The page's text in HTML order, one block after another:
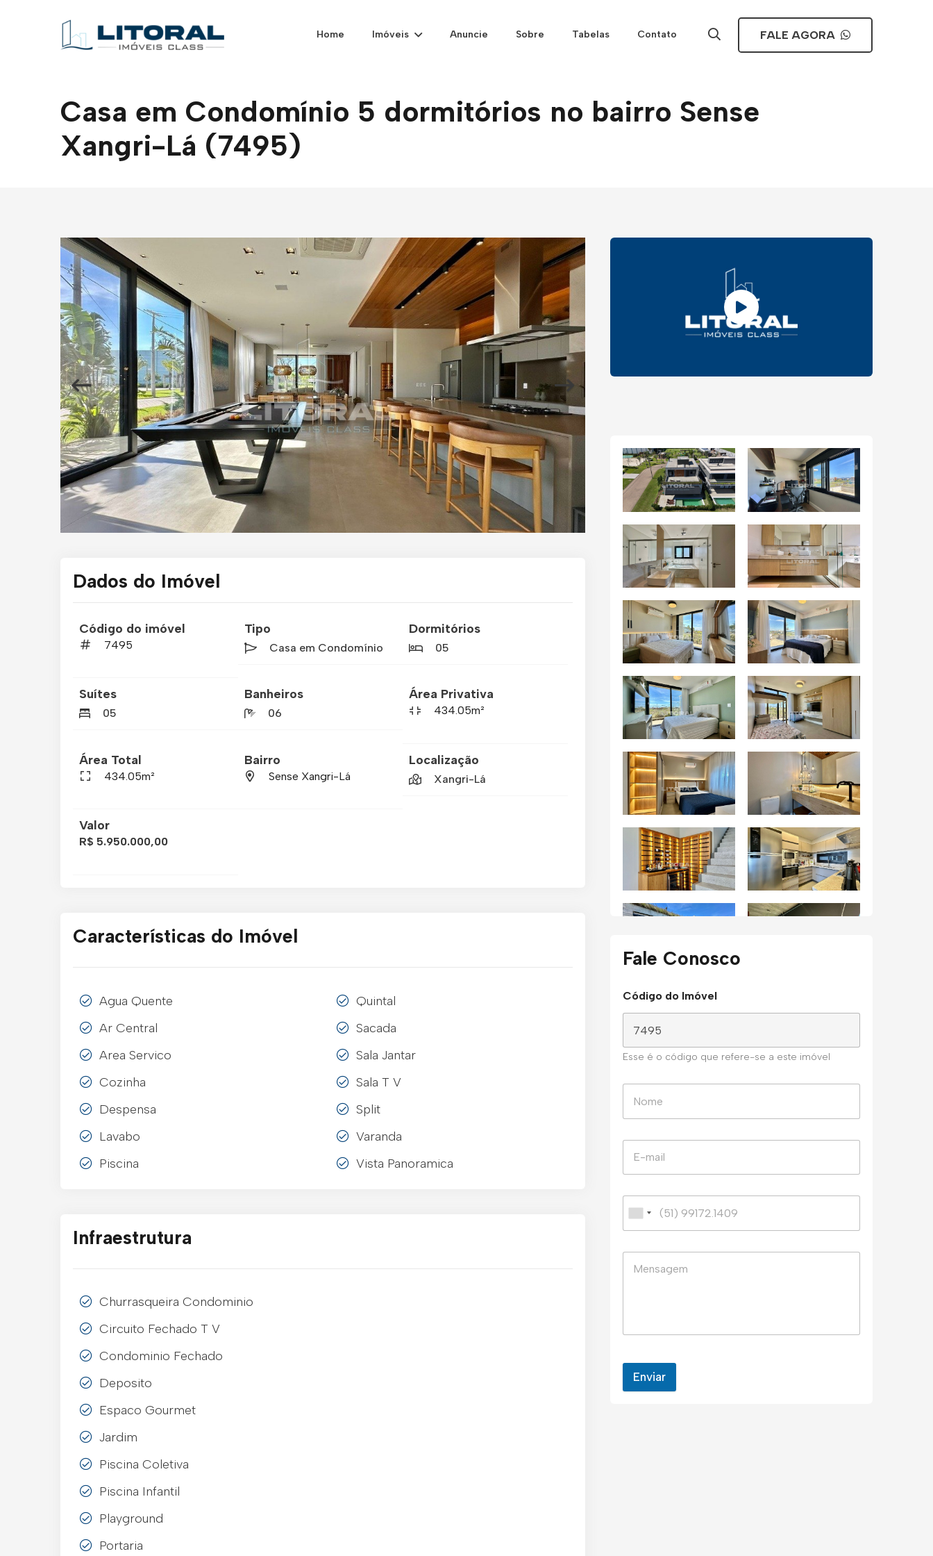
Home Imóveis Anuncie Sobre Tabelas Contato FALE AGORA
Casa em Condomínio 5 dormitórios no bairro Sense
Xangri-Lá (7495)
Dados do Imóvel
Código do imóvel
7495
Tipo
Casa em Condomínio
Dormitórios
05
Suítes
05
Banheiros
06
Área Privativa
434.05m²
Área Total
434.05m²
Bairro
Sense Xangri-Lá
Localização
Xangri-Lá
Valor
R$ 5.950.000,00
Características do Imóvel
Agua Quente
Ar Central
Area Servico
Cozinha
Despensa
Lavabo
Piscina
Quintal
Sacada
Sala Jantar
Sala T V
Split
Varanda
Vista Panoramica
Infraestrutura
Churrasqueira Condominio
Circuito Fechado T V
Condominio Fechado
Deposito
Espaco Gourmet
Jardim
Piscina Coletiva
Piscina Infantil
Playground
Portaria
Fale Conosco
Código do Imóvel
Esse é o código que refere-se a este imóvel
Enviar